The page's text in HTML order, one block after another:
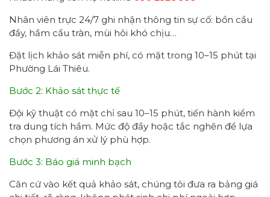
Nhân viên trực 24/7 ghi nhận thông tin sự cố: bồn cầu
đầy, hầm cầu tràn, mùi hôi khó chịu…
Đặt lịch khảo sát miễn phí, có mặt trong 10–15 phút tại
Phường Lái Thiêu.
Bước 2: Khảo sát thực tế
Đội kỹ thuật có mặt chỉ sau 10–15 phút, tiến hành kiểm
tra dung tích hầm. Mức độ đầy hoặc tắc nghẽn để lựa
chọn phương án xử lý phù hợp.
Bước 3: Báo giá minh bạch
Căn cứ vào kết quả khảo sát, chúng tôi đưa ra bảng giá